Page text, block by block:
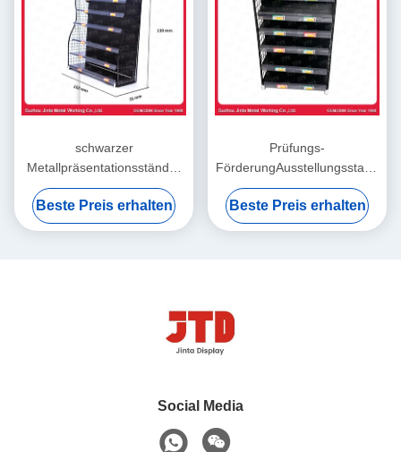
schwarzer
Metallpräsentationsständer
der 130mm kleiner
Metallausstellungsstand-
100mm
Beste Preis erhalten
Prüfungs-
FörderungAusstellungsstand
620mm SGS Mini
Supermarket Racks
Beste Preis erhalten
Social Media